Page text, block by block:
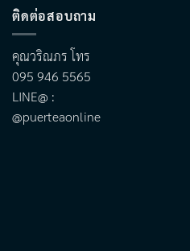
ติดต่อสอบถาม
คุณวริณภร โทร
095 946 5565
LINE@ :
@puerteaonline